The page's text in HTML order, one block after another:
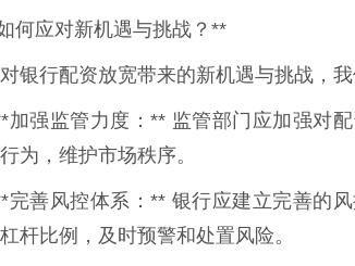
何应对新机遇与挑战？**
银行配资放宽带来的新机遇与挑战，
加强监管力度：** 监管部门应加强对
为，维护市场秩序。
完善风控体系：** 银行应建立完善的
杆比例，及时预警和处置风险。